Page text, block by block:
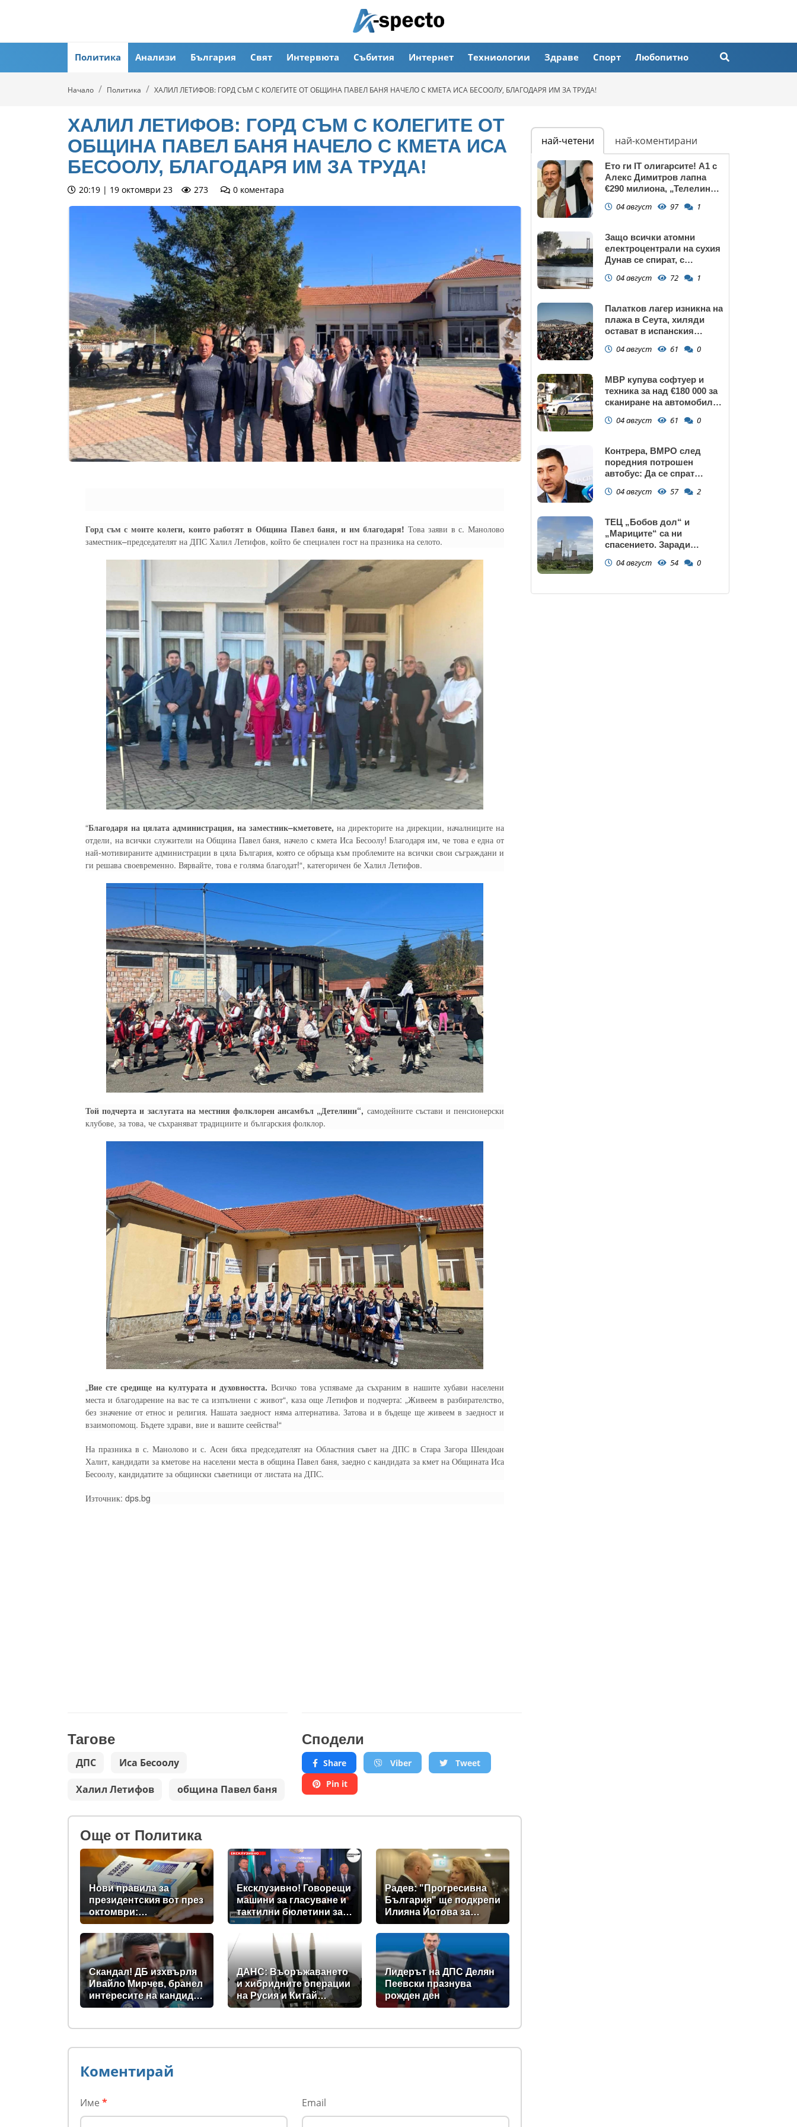
Политика Анализи България Свят Интервюта Събития Интернет Техниологии Здраве Спорт Любопитно
Начало Политика ХАЛИЛ ЛЕТИФОВ: ГОРД СЪМ С КОЛЕГИТЕ ОТ ОБЩИНА ПАВЕЛ БАНЯ НАЧЕЛО С КМЕТА ИСА БЕСООЛУ, БЛАГОДАРЯ ИМ ЗА ТРУДА!
ХАЛИЛ ЛЕТИФОВ: ГОРД СЪМ С КОЛЕГИТЕ ОТ
ОБЩИНА ПАВЕЛ БАНЯ НАЧЕЛО С КМЕТА ИСА
БЕСООЛУ, БЛАГОДАРЯ ИМ ЗА ТРУДА!
20:19 | 19 октомври 23 273 0 коментара
Горд съм с моите колеги, които работят в Община Павел баня, и им благодаря! Това заяви в с. Манолово
заместник–председателят на ДПС Халил Летифов, който бе специален гост на празника на селото.
“Благодаря на цялата администрация, на заместник–кметовете, на директорите на дирекции, началниците на
отдели, на всички служители на Община Павел баня, начело с кмета Иса Бесоолу! Благодаря им, че това е една от
най-мотивираните администрации в цяла България, която се обръща към проблемите на всички свои съграждани и
ги решава своевременно. Вярвайте, това е голяма благодат!“, категоричен бе Халил Летифов.
Той подчерта и заслугата на местния фолклорен ансамбъл „Детелини“, самодейните състави и пенсионерски
клубове, за това, че съхраняват традициите и българския фолклор.
„Вие сте средище на културата и духовността. Всичко това успяваме да съхраним в нашите хубави населени
места и благодарение на вас те са изпълнени с живот“, каза още Летифов и подчерта: „Живеем в разбирателство,
без значение от етнос и религия. Нашата заедност няма алтернатива. Затова и в бъдеще ще живеем в заедност и
взаимопомощ. Бъдете здрави, вие и вашите сеейства!“
На празника в с. Манолово и с. Асен бяха председателят на Областния съвет на ДПС в Стара Загора Шендоан
Халит, кандидати за кметове на населени места в община Павел баня, заедно с кандидата за кмет на Общината Иса
Бесоолу, кандидатите за общински съветници от листата на ДПС.
Източник: dps.bg
Тагове
ДПС Иса Бесоолу
Халил Летифов община Павел баня
Сподели
Share Viber
Tweet
Pin it
Oще от Политика
Нови правила за
президентския вот през
октомври:
Парламентът прие
промени в Изборния
кодекс
Ексклузивно! Говорещи
машини за гласуване и
тактилни бюлетини за
незрящите предвиждат
новите изборни
правила! (ВИДЕО)
Радев: "Прогресивна
България" ще подкрепи
Илияна Йотова за
президент
Скандал! ДБ изхвърля
Ивайло Мирчев, бранел
интересите на кандидат
за „Лукойл”
ДАНС: Въоръжаването
и хибридните операции
на Русия и Китай
превръщат Балканите в
Лидерът на ДПС Делян
Пеевски празнува
рожден ден
Коментирай
Име * Email
най-четени най-коментирани
Ето ги IT олигарсите! А1 с
Алекс Димитров лапна
€290 милиона, „Телелинк”
млн. евро БЕЗ
04 август 97 1
Защо всички атомни
електроцентрали на сухия
Дунав се спират, с
"Козлодуй"?
04 август 72 1
Палатков лагер изникна на
плажа в Сеута, хиляди
остават в испанския
04 август 61 0
МВР купува софтуер и
техника за над €180 000 за
сканиране на автомобили
04 август 61 0
Контрера, ВМРО след
поредния потрошен
автобус: Да се спрат
махали и гета в София!
04 август 57 2
ТЕЦ „Бобов дол“ и
„Мариците“ са ни
спасението. Заради
Козлодуй може да спре
04 август 54 0